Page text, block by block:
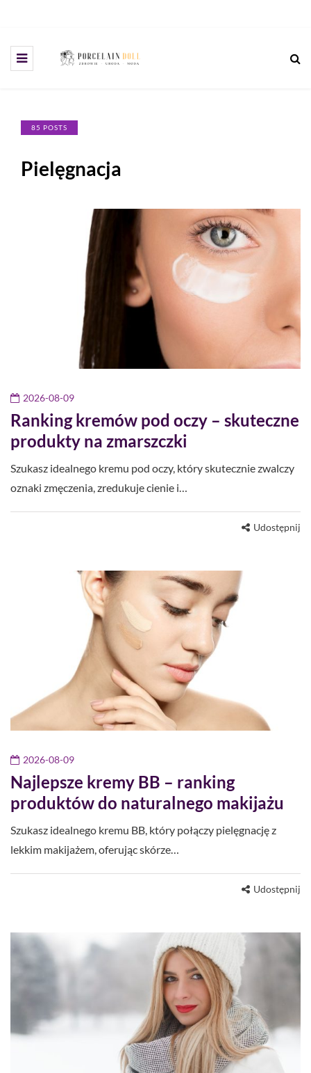
85 POSTS
Pielęgnacja
2026-08-09
Ranking kremów pod oczy – skuteczne
produkty na zmarszczki
Szukasz idealnego kremu pod oczy, który skutecznie zwalczy
oznaki zmęczenia, zredukuje cienie i…
Udostępnij
2026-08-09
Najlepsze kremy BB – ranking
produktów do naturalnego makijażu
Szukasz idealnego kremu BB, który połączy pielęgnację z
lekkim makijażem, oferując skórze…
Udostępnij